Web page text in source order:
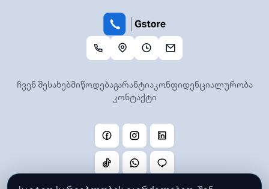
ჩვენ შესახებმიწოდებაგარანტიაკონფიდენციალურობა
კონტაქტი